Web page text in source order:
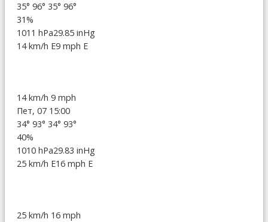
35° 96° 35° 96°
31%
1011 hPa29.85 inHg
14 km/h E9 mph E
14 km/h 9 mph
Пет, 07 15:00
34° 93° 34° 93°
40%
1010 hPa29.83 inHg
25 km/h E16 mph E
25 km/h 16 mph